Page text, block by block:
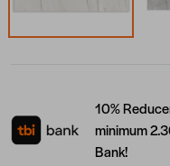
10%
minimum
Bank!